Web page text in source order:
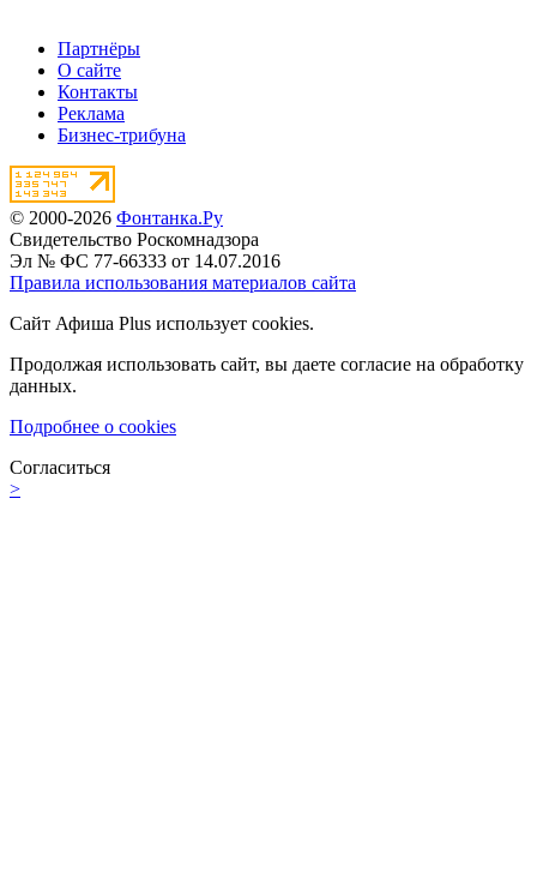
Партнёры
О сайте
Контакты
Реклама
Бизнес-трибуна
© 2000-2026 Фонтанка.Ру
Свидетельство Роскомнадзора
Эл № ФС 77-66333 от 14.07.2016
Правила использования материалов сайта
Сайт Афиша Plus использует cookies.
Продолжая использовать сайт, вы даете согласие на обработку
данных.
Подробнее о cookies
Согласиться
>